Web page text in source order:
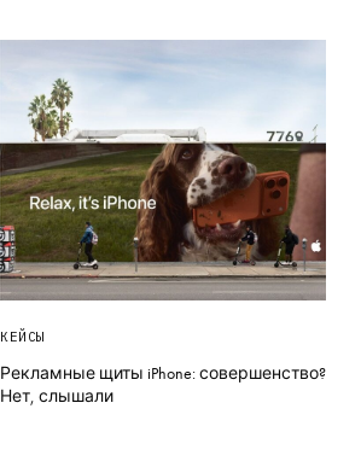
КЕЙСЫ
Рекламные щиты iPhone: совершенство?
Нет, слышали